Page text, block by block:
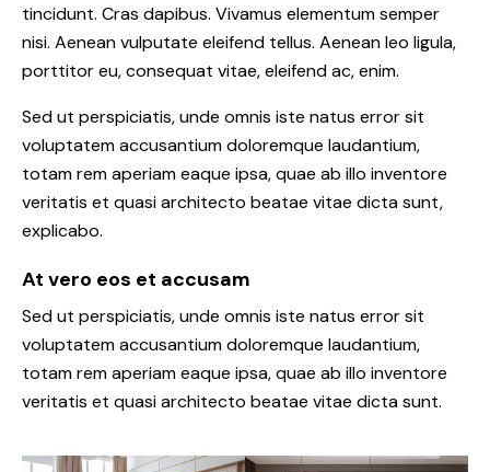
tincidunt. Cras dapibus. Vivamus elementum semper
nisi. Aenean vulputate eleifend tellus. Aenean leo ligula,
porttitor eu, consequat vitae, eleifend ac, enim.
Sed ut perspiciatis, unde omnis iste natus error sit
voluptatem accusantium doloremque laudantium,
totam rem aperiam eaque ipsa, quae ab illo inventore
veritatis et quasi architecto beatae vitae dicta sunt,
explicabo.
At vero eos et accusam
Sed ut perspiciatis, unde omnis iste natus error sit
voluptatem accusantium doloremque laudantium,
totam rem aperiam eaque ipsa, quae ab illo inventore
veritatis et quasi architecto beatae vitae dicta sunt.